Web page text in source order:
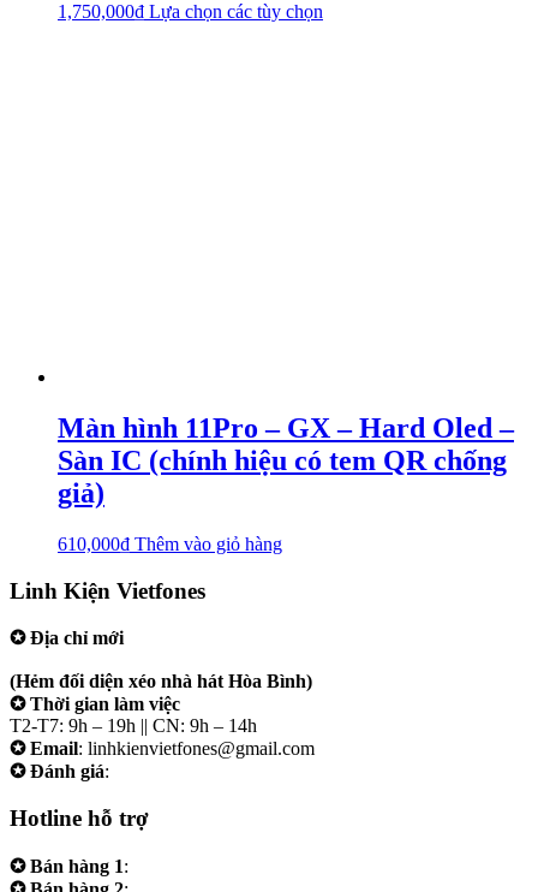
1,750,000₫ Lựa chọn các tùy chọn
Màn hình 11Pro – GX – Hard Oled –
Sàn IC (chính hiệu có tem QR chống
giả)
610,000₫ Thêm vào giỏ hàng
Linh Kiện Vietfones
✪ Địa chỉ mới
(Hẻm đối diện xéo nhà hát Hòa Bình)
✪ Thời gian làm việc
T2-T7: 9h – 19h || CN: 9h – 14h
✪ Email: linhkienvietfones@gmail.com
✪ Đánh giá:
Hotline hỗ trợ
✪ Bán hàng 1: